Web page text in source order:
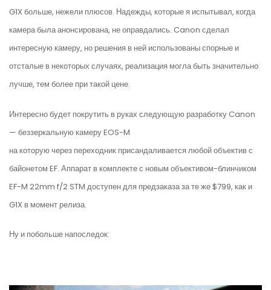
G1X больше, нежели плюсов. Надежды, которые я испытывал, когда
камера была анонсирована, не оправдались. Canon сделал
интересную камеру, но решения в ней использованы спорные и
отсталые в некоторых случаях, реализация могла быть значительно
лучше, тем более при такой цене.
Интересно будет покрутить в руках следующую разработку Canon
— беззеркальную камеру EOS-M
на которую через переходник присандаливается любой объектив с
байонетом EF. Аппарат в комплекте с новым объективом-блинчиком
EF-M 22mm f/2 STM доступен для предзаказа за те же $799, как и
G1X в момент релиза.
Ну и побольше напоследок: